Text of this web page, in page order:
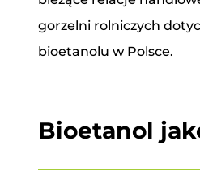
gorzelni rolniczych
bioetanolu w Polsce.
Bioetanol
Imię i